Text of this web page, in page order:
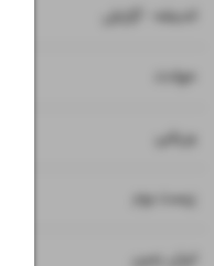
اندیشه - گزارش
حوادث
ورزشی
زیست بوم
ایران زمین